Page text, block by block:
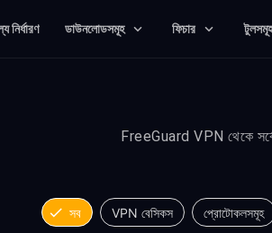
নির্ধারণ ডাউনলোডসমূহ ফিচার টুলসমূহ
FreeGuard VPN থেকে
সব VPN বেসিকস প্রোটোকলসমূহ